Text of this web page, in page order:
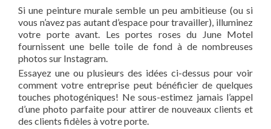
Si une peinture murale semble un peu ambitieuse (ou si
vous n’avez pas autant d’espace pour travailler), illuminez
votre porte avant. Les portes roses du June Motel
fournissent une belle toile de fond à de nombreuses
photos sur Instagram.
Essayez une ou plusieurs des idées ci-dessus pour voir
comment votre entreprise peut bénéficier de quelques
touches photogéniques! Ne sous-estimez jamais l’appel
d’une photo parfaite pour attirer de nouveaux clients et
des clients fidèles à votre porte.